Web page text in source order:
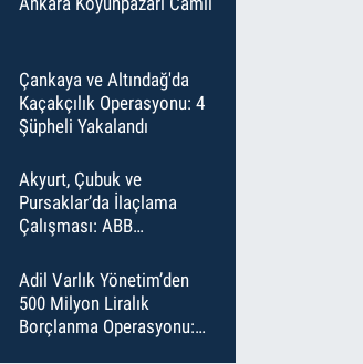
Çankaya ve Altındağ'da
Kaçakçılık Operasyonu: 4
Şüpheli Yakalandı
Akyurt, Çubuk ve
Pursaklar’da İlaçlama
Çalışması: ABB
İlaçladı
Adil Varlık Yönetim’den
500 Milyon Liralık
Borçlanma Operasyonu: